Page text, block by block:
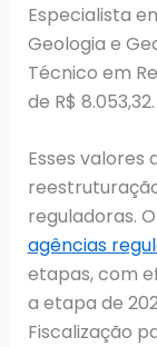
Especialista
Geologia e
Técnico em
de R$ 8.053,32.
Esses valores
reguladoras. O
agências
etapas, com
a etapa de
Fiscalização